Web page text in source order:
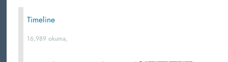
Timeline
16,989 okuma,